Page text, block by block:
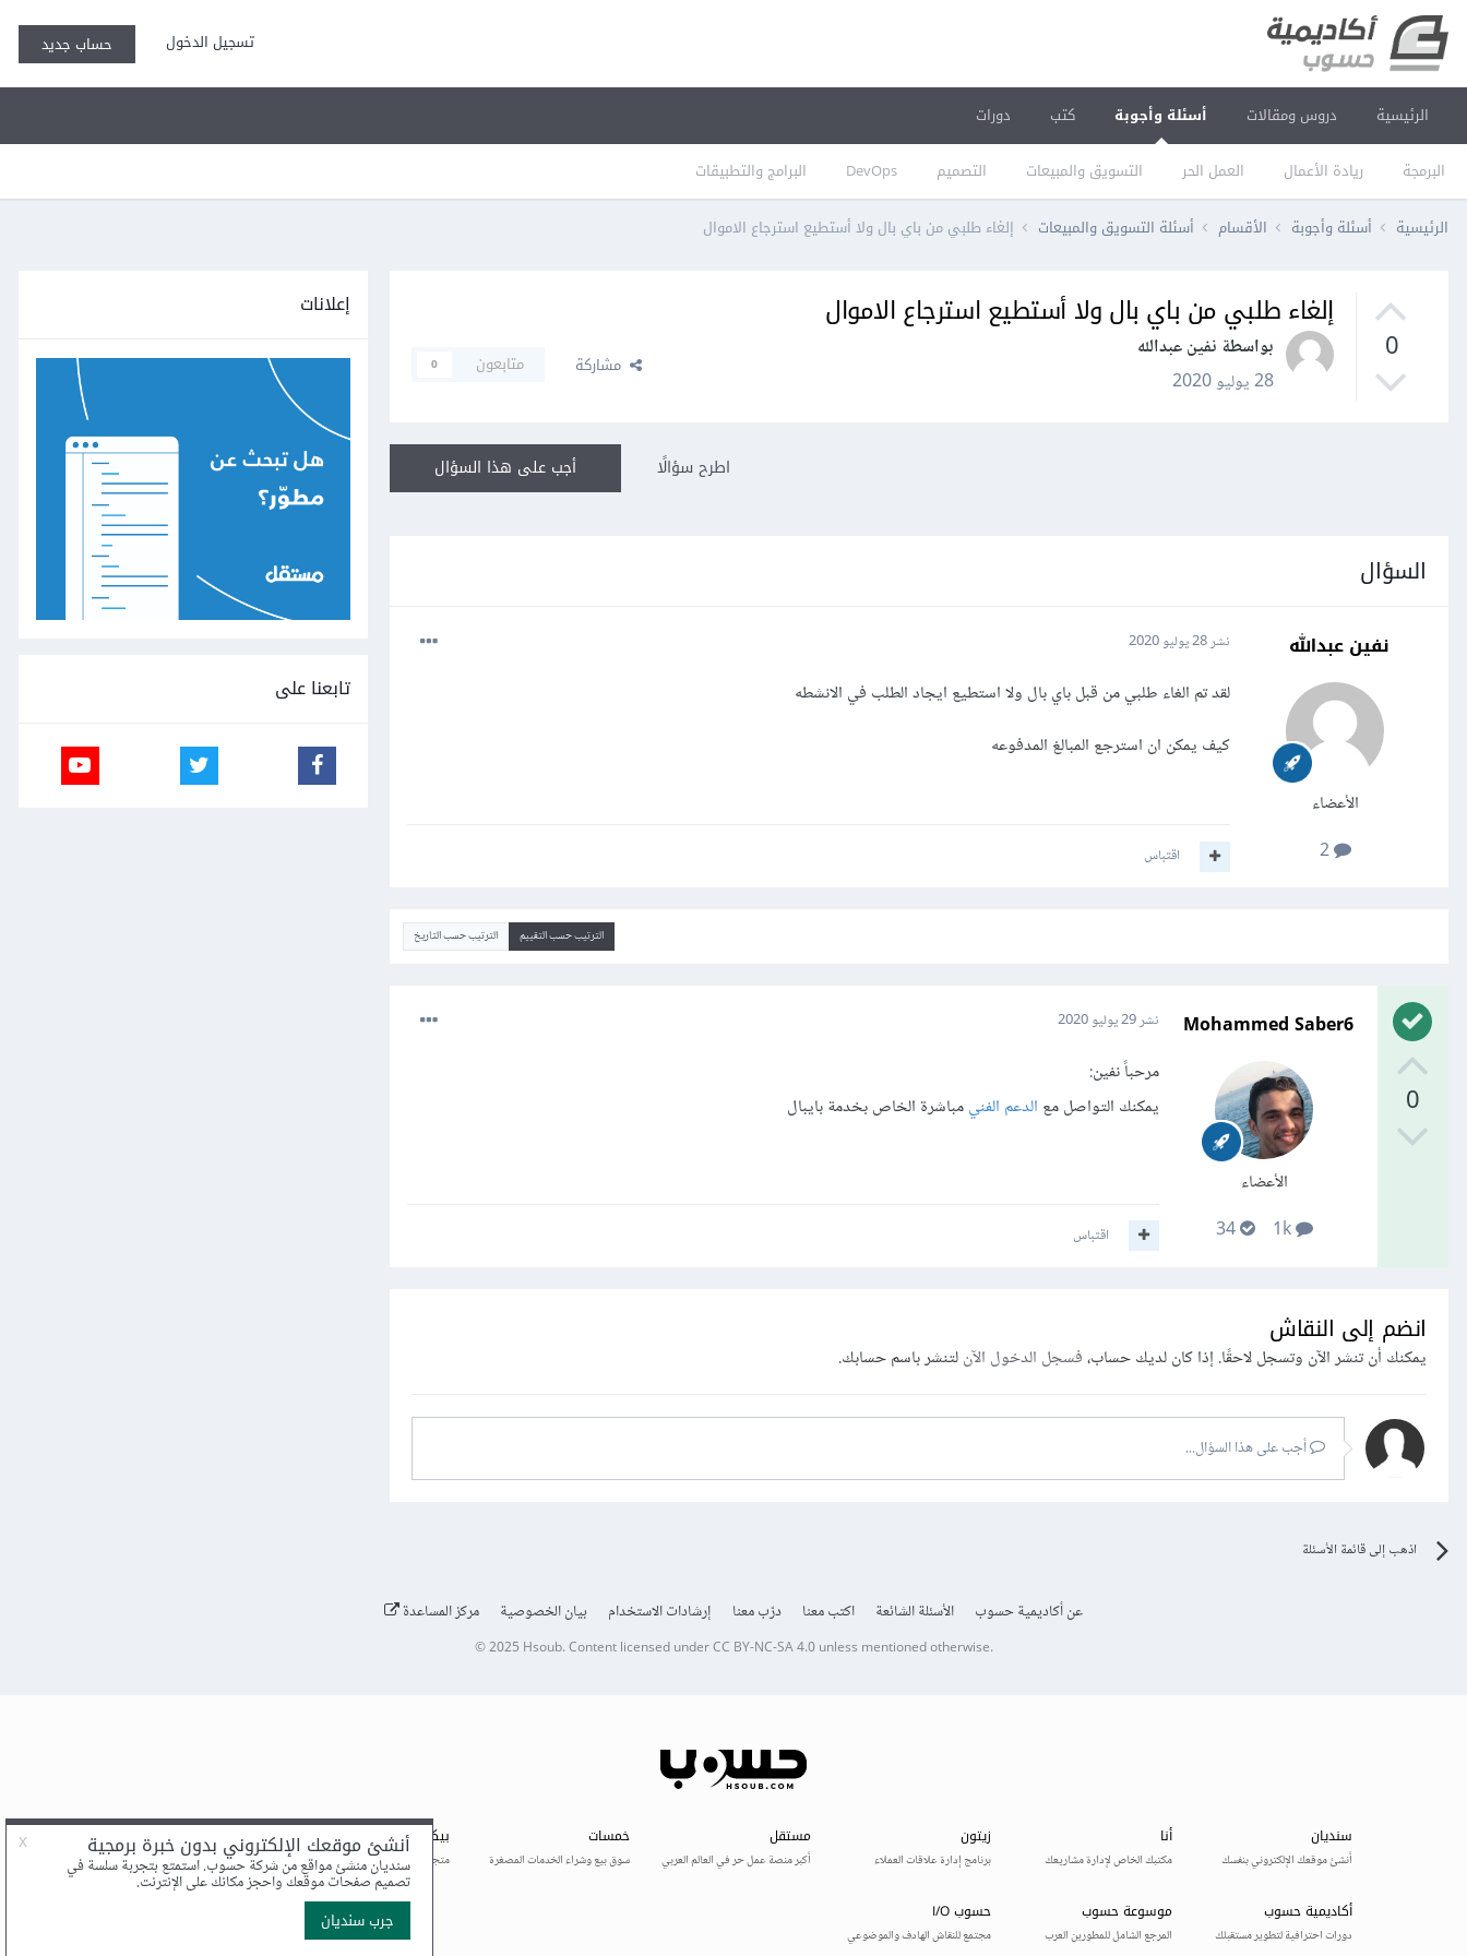
تسجيل الدخول حساب جديد
الرئيسية دروس ومقالات أسئلة وأجوبة
البرمجة ريادة الأعمال العمل الحر التسويق والمبيعات التصميم DevOps البرامج والتطبيقات
كتب دورات
الرئيسية أسئلة وأجوبة الأقسام أسئلة التسويق والمبيعات إلغاء طلبي من باي بال ولا أستطيع استرجاع الاموال
0
إلغاء طلبي من باي بال ولا أستطيع استرجاع الاموال
بواسطة نفين عبدالله
28 يوليو 2020
مشاركة متابعون 0
أجب على هذا السؤال اطرح سؤالًا
السؤال
نفين عبدالله
الأعضاء
2
نشر28 يوليو 2020
لقد تم الغاء طلبي من قبل باي بال ولا استطيع ايجاد الطلب في الانشطه
كيف يمكن ان استرجع المبالغ المدفوعه
اقتباس
الترتيب حسب التقييم الترتيب حسب التاريخ
0
Mohammed Saber6
الأعضاء
1k
34
نشر29 يوليو 2020
مرحباً نفين:
يمكنك التواصل مع الدعم الفنيمباشرة الخاص بخدمة بايبال
اقتباس
انضم إلى النقاش
يمكنك أن تنشر الآن وتسجل لاحقًا. إذا كان لديك حساب،فسجل الدخول الآنلتنشر باسم حسابك.
أجب على هذا السؤال...
اذهب إلى قائمة الأسئلة
إعلانات
تابعنا على
عن أكاديمية حسوب الأسئلة الشائعة اكتب معنا درّب معنا إرشادات الاستخدام بيان الخصوصية مركز المساعدة
© 2025 Hsoub.Content licensed underCC BY-NC-SA 4.0unless mentioned otherwise.